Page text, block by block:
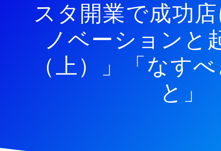
スタ開業で成功
ノベーションと
（上）」「なす
と」